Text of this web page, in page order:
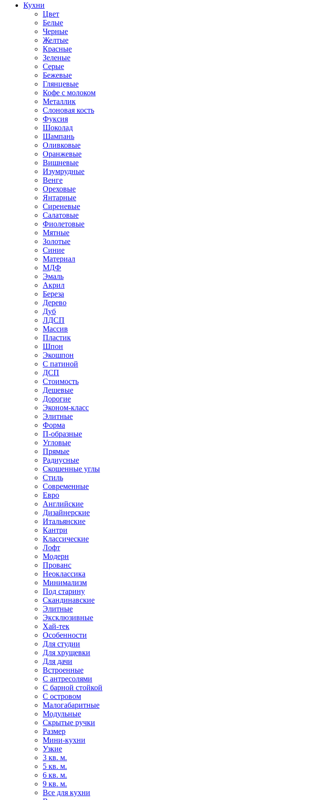
Кухни
Цвет
Белые
Черные
Желтые
Красные
Зеленые
Серые
Бежевые
Глянцевые
Кофе с молоком
Металлик
Слоновая кость
Фуксия
Шоколад
Шампань
Оливковые
Оранжевые
Вишневые
Изумрудные
Венге
Ореховые
Янтарные
Сиреневые
Салатовые
Фиолетовые
Мятные
Золотые
Синие
Материал
МДФ
Эмаль
Акрил
Береза
Дерево
Дуб
ЛДСП
Массив
Пластик
Шпон
Экошпон
С патиной
ДСП
Стоимость
Дешевые
Дорогие
Эконом-класс
Элитные
Форма
П-образные
Угловые
Прямые
Радиусные
Скошенные углы
Стиль
Современные
Евро
Английские
Дизайнерские
Итальянские
Кантри
Классические
Лофт
Модерн
Прованс
Неоклассика
Минимализм
Под старину
Скандинавские
Элитные
Эксклюзивные
Хай-тек
Особенности
Для студии
Для хрущевки
Для дачи
Встроенные
С антресолями
С барной стойкой
С островом
Малогабаритные
Модульные
Скрытые ручки
Размер
Мини-кухни
Узкие
3 кв. м.
5 кв. м.
6 кв. м.
9 кв. м.
Все для кухни